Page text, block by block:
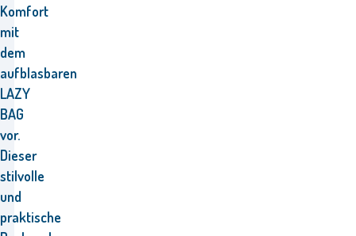
Komfort
mit
dem
aufblasbaren
LAZY
BAG
vor.
Dieser
stilvolle
und
praktische